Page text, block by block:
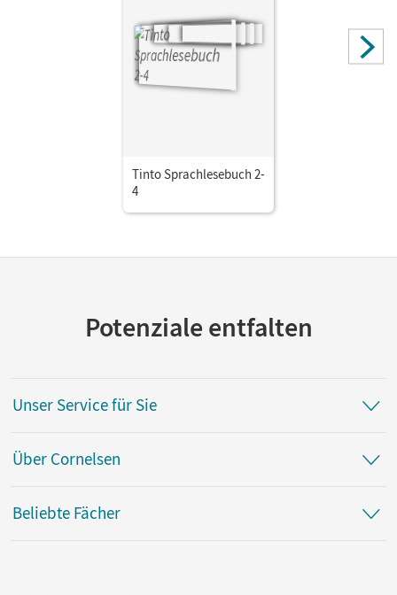
Tinto Sprachlesebuch 2-
4
Potenziale entfalten
Unser Service für Sie
Über Cornelsen
Beliebte Fächer